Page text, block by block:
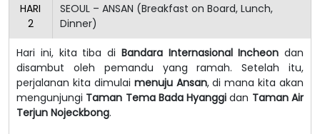
HARI
2
SEOUL – ANSAN (Breakfast on Board, Lunch,
Dinner)
Hari ini, kita tiba di Bandara Internasional Incheon dan
disambut oleh pemandu yang ramah. Setelah itu,
perjalanan kita dimulai menuju Ansan, di mana kita akan
mengunjungi Taman Tema Bada Hyanggi dan Taman Air
Terjun Nojeckbong.